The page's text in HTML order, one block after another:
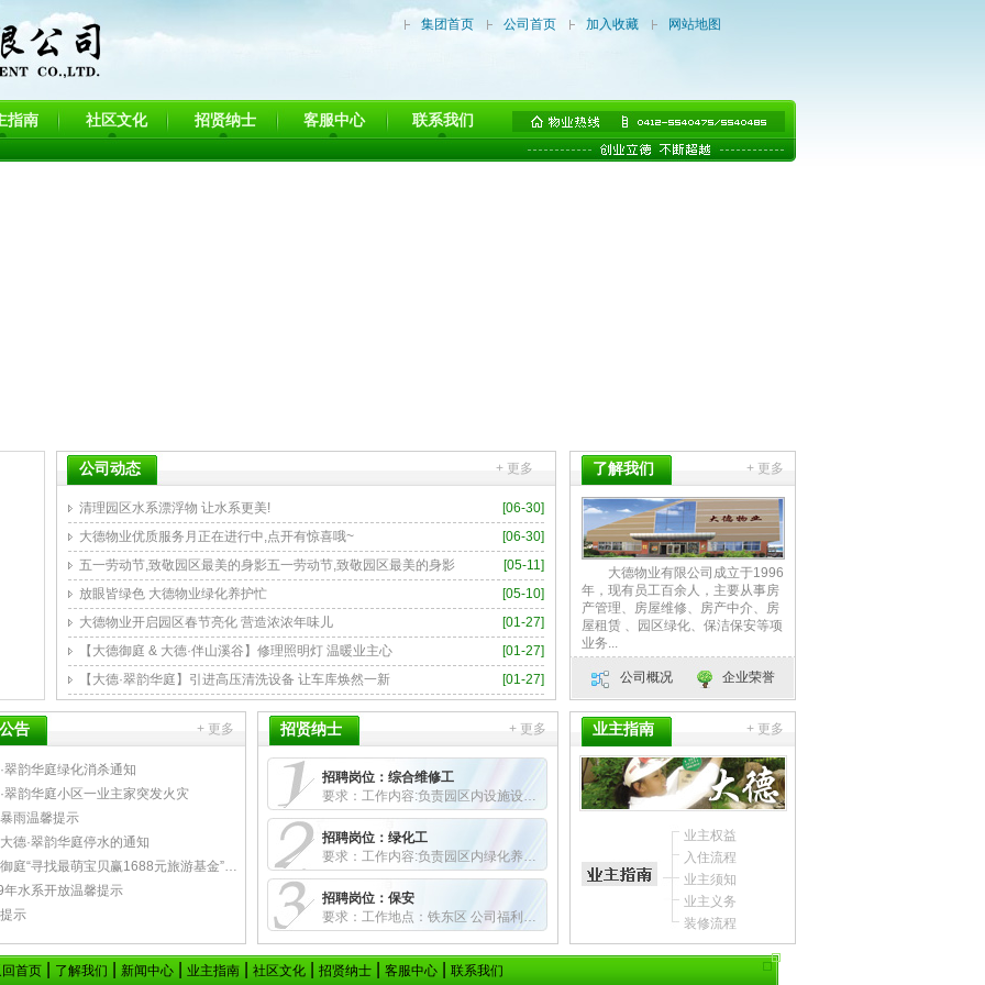
集团首页 公司首页 加入收藏 网站地图
指南 社区文化 招贤纳士 客服中心 联系我们
公司动态 + 更多 了解我们 + 更多
大德物业有限公司成立于1996
年，现有员工百余人，主要从事房
产管理、房屋维修、房产中介、房
屋租赁 、园区绿化、保洁保安等项
业务...
公司概况 企业荣誉
告 + 更多 招贤纳士 + 更多 业主指南 + 更多
业主权益
入住流程
业主须知
业主义务
装修流程
首页 了解我们 新闻中心 业主指南 社区文化 招贤纳士 客服中心 联系我们